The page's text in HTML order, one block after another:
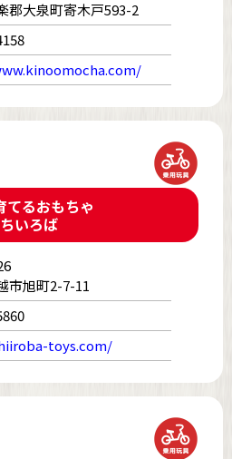
郡大泉町寄木戸593-2
てるおもちゃ
ちいろば
市旭町2-7-11
toys.com/